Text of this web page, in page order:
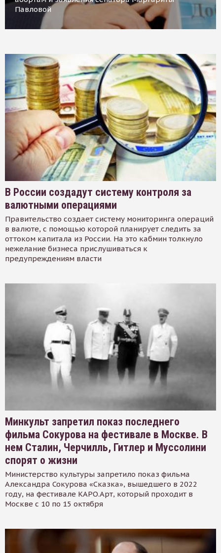
Павловой
В России создадут систему контроля за
валютными операциями
Правительство создает систему мониторинга операций
в валюте, с помощью которой планирует следить за
оттоком капитала из России. На это кабмин толкнуло
нежелание бизнеса прислушиваться к
предупреждениям власти
Минкульт запретил показ последнего
фильма Сокурова на фестивале в Москве. В
нем Сталин, Черчилль, Гитлер и Муссолини
спорят о жизни
Министерство культуры запретило показ фильма
Александра Сокурова «Сказка», вышедшего в 2022
году, на фестивале КАРО.Арт, который проходит в
Москве с 10 по 15 октября